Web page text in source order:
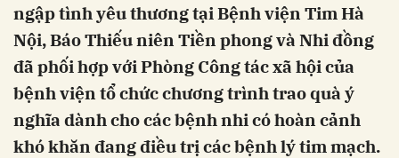
ngập tình yêu thương tại Bệnh viện Tim Hà
Nội, Báo Thiếu niên Tiền phong và Nhi đồng
đã phối hợp với Phòng Công tác xã hội của
bệnh viện tổ chức chương trình trao quà ý
nghĩa dành cho các bệnh nhi có hoàn cảnh
khó khăn đang điều trị các bệnh lý tim mạch.